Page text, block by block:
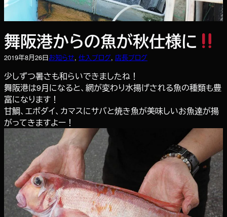
舞阪港からの魚が秋仕様に
2019年8月26日お知らせ, 仕入ブログ, 店長ブログ
少しずつ暑さも和らいできましたね！
舞阪港は9月になると、網が変わり水揚げされる魚の種類も豊
富になります！
甘鯛、エボダイ、カマスにサバと焼き魚が美味しいお魚達が揚
がってきますよー！